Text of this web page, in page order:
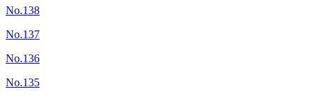
No.138
No.137
No.136
No.135